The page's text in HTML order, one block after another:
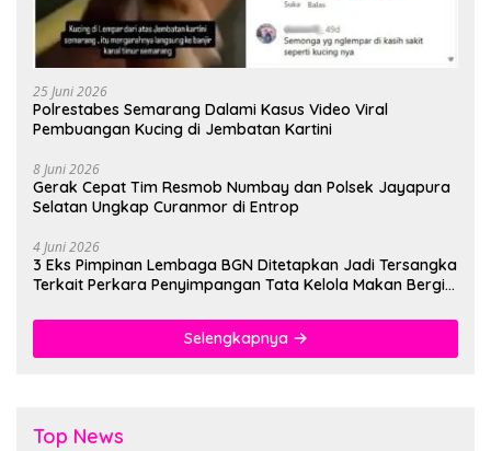
25 Juni 2026
Polrestabes Semarang Dalami Kasus Video Viral
Pembuangan Kucing di Jembatan Kartini
8 Juni 2026
Gerak Cepat Tim Resmob Numbay dan Polsek Jayapura
Selatan Ungkap Curanmor di Entrop
4 Juni 2026
3 Eks Pimpinan Lembaga BGN Ditetapkan Jadi Tersangka
Terkait Perkara Penyimpangan Tata Kelola Makan Bergizi
Selengkapnya
Top News